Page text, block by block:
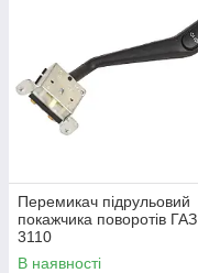
Перемикач підрульовий
покажчика поворотів ГАЗ
3110
В наявності